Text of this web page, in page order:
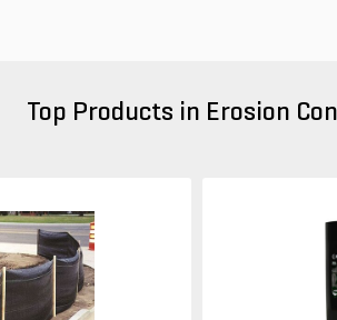
Top Products in Erosion